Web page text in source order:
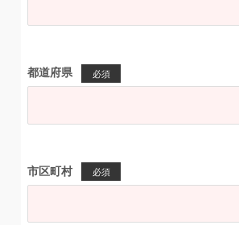
都道府県 必須
市区町村 必須